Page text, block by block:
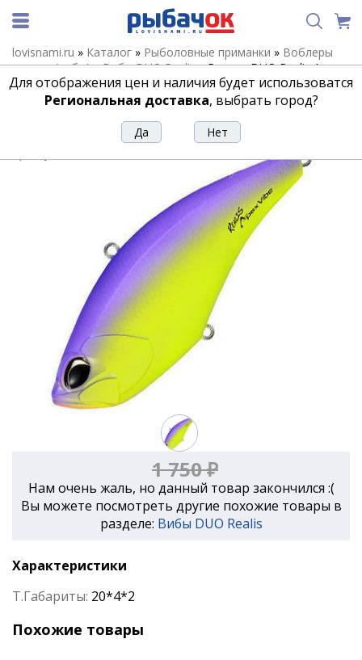
lovisnami.ru » Каталог » Рыболовные приманки » Воблеры
зимние (вибы)»Вибы DUO Realis»Ратлин DUO Realis Apex
Vibe F85 85mm Apex Chart ACC3273
Ратлин DUO Realis Apex Vibe F85 85mm
Apex Chart ACC3273
1 750 ₽
Нам очень жаль, но данный товар закончился :(
Вы можете посмотреть другие похожие товары в
разделе: Вибы DUO Realis
Характеристики
Т.Габариты: 20*4*2
Похожие товары
Для отображения цен и наличия будет использоватся
Региональная доставка, выбрать город?